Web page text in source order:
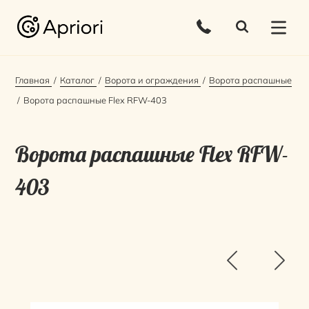
Главная Каталог Ворота и ограждения
Ворота распашные
Ворота распашные Flex RFW-403
Ворота распашные Flex RFW-
403